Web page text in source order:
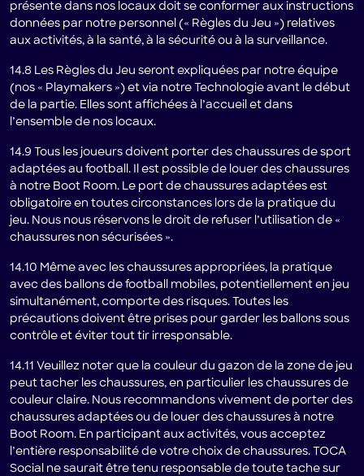
présente dans nos locaux doit se conformer aux instructions
données par notre personnel (« Règles du Jeu ») relatives
aux activités, à la santé, à la sécurité ou à la surveillance.
14.8 Les Règles du Jeu seront expliquées par notre équipe
(nos « Playmakers ») et via notre Technologie avant le début
de la partie. Elles sont affichées à l’accueil et dans
l’ensemble de nos locaux.
14.9 Tous les joueurs doivent porter des chaussures de sport
adaptées au football. Il est possible de louer des chaussures
à notre Boot Room. Le port de chaussures adaptées est
obligatoire en toutes circonstances lors de la pratique du
jeu. Nous nous réservons le droit de refuser l’utilisation de «
chaussures non sécurisées ».
14.10 Même avec les chaussures appropriées, la pratique
avec des ballons de football mobiles, potentiellement en jeu
simultanément, comporte des risques. Toutes les
précautions doivent être prises pour garder les ballons sous
contrôle et éviter tout tir irresponsable.
14.11 Veuillez noter que la couleur du gazon de la zone de jeu
peut tacher les chaussures, en particulier les chaussures de
couleur claire. Nous recommandons vivement de porter des
chaussures adaptées ou de louer des chaussures à notre
Boot Room. En participant aux activités, vous acceptez
l’entière responsabilité de votre choix de chaussures. TOCA
Social ne saurait être tenu responsable de toute tache sur